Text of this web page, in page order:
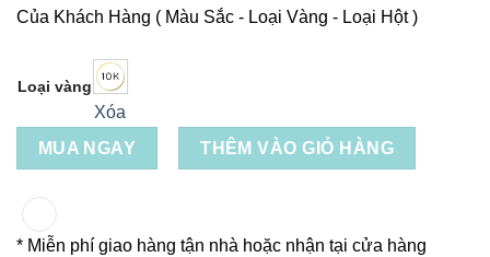
Của Khách Hàng ( Màu Sắc - Loại Vàng - Loại Hột )
Loại vàng
Xóa
MUA NGAY
THÊM VÀO GIỎ HÀNG
* Miễn phí giao hàng tận nhà hoặc nhận tại cửa hàng